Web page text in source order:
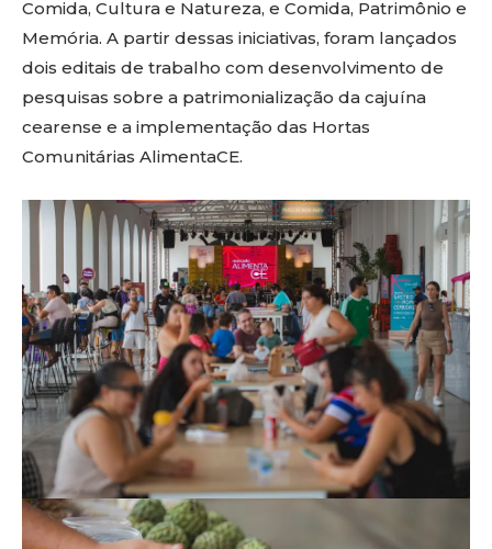
Comida, Cultura e Natureza, e Comida, Patrimônio e
Memória. A partir dessas iniciativas, foram lançados
dois editais de trabalho com desenvolvimento de
pesquisas sobre a patrimonialização da cajuína
cearense e a implementação das Hortas
Comunitárias AlimentaCE.